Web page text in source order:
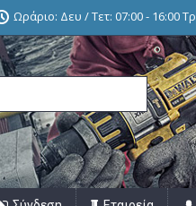
Ωράριο: Δευ / Τετ: 07:00 - 16:00